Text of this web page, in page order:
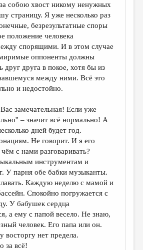
собою хвост никому ненужных
страницу. Я уже несколько раз
безрезультатные споры
положение человека
спорящими. И в этом случае
оппоненты должны
друг друга в покое, хотя бы из
между ними. Всё это
и недостойно.
замечательная! Если уже
– значит всё нормально! А
дней будет год.
Не говорит. И я его
с нами разговаривать?
инструментам и
У парня обе бабки музыканты.
Каждую неделю с мамой и
Спокойно погружается с
У бабушек сердца
а ему с папой весело. Не знаю,
человек. Его папа или он.
нет предела.
за всё!